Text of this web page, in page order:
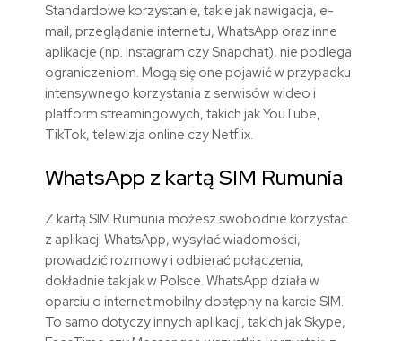
Standardowe korzystanie, takie jak nawigacja, e-
mail, przeglądanie internetu, WhatsApp oraz inne
aplikacje (np. Instagram czy Snapchat), nie podlega
ograniczeniom. Mogą się one pojawić w przypadku
intensywnego korzystania z serwisów wideo i
platform streamingowych, takich jak YouTube,
TikTok, telewizja online czy Netflix.
WhatsApp z kartą SIM Rumunia
Z kartą SIM Rumunia możesz swobodnie korzystać
z aplikacji WhatsApp, wysyłać wiadomości,
prowadzić rozmowy i odbierać połączenia,
dokładnie tak jak w Polsce. WhatsApp działa w
oparciu o internet mobilny dostępny na karcie SIM.
To samo dotyczy innych aplikacji, takich jak Skype,